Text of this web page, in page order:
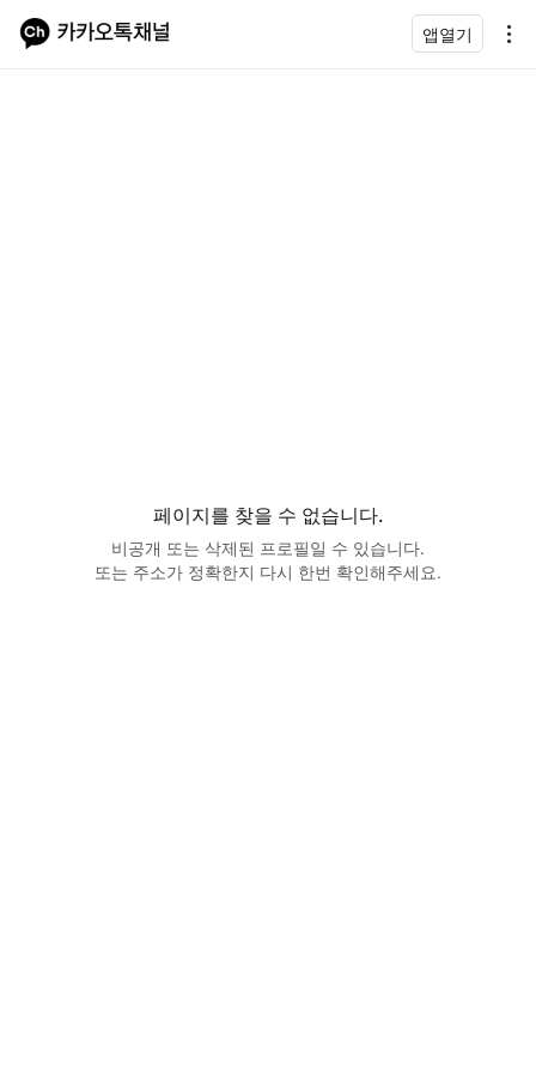
앱열기
페이지를 찾을 수 없습니다.
비공개 또는 삭제된 프로필일 수 있습니다.
또는 주소가 정확한지 다시 한번 확인해주세요.